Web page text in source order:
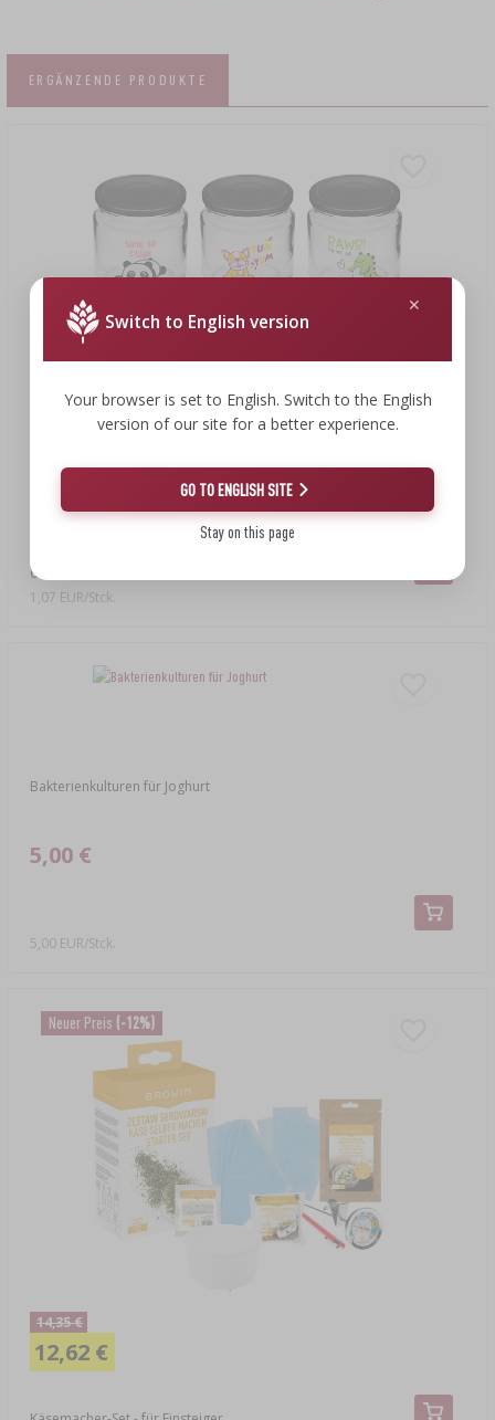
ERGÄNZENDE PRODUKTE
66/4, 6 Stück
6,41 €
1,07 EUR/Stck.
Bakterienkulturen für Joghurt
5,00 €
5,00 EUR/Stck.
Neuer Preis (-12%)
14,35 €
12,62 €
Switch to English version
Your browser is set to English. Switch to the English
version of our site for a better experience.
GO TO ENGLISH SITE
Stay on this page